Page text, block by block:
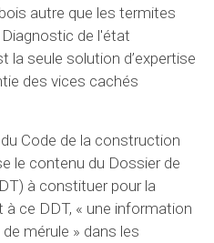
autre que les termites
de l'état
la seule solution d’expertise
des vices cachés
Code de la construction
le contenu du Dossier de
à constituer pour la
ce DDT, « une information
mérule » dans les